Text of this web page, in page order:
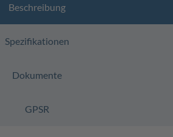
Beschreibung
Spezifikationen
Dokumente
GPSR